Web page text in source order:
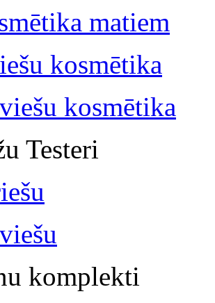
matiem
kosmētika
kosmētika
Testeri
komplekti